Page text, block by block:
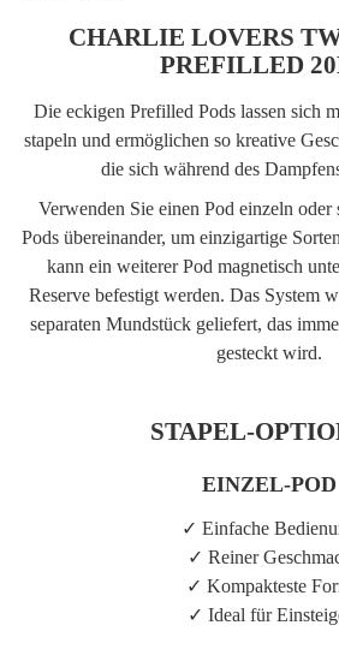
CHARLIE LOVERS
PREFILLED
Die eckigen Prefilled Pods lassen sich
stapeln und ermöglichen so kreative
die sich während des
Verwenden Sie einen Pod einzeln oder
Pods übereinander, um einzigartige
kann ein weiterer Pod magnetisch
Reserve befestigt werden. Das System
separaten Mundstück geliefert, das
gesteckt wird.
STAPEL-
EINZEL-POD
✓ Einfache
✓ Reiner
✓ Kompakteste
✓ Ideal für